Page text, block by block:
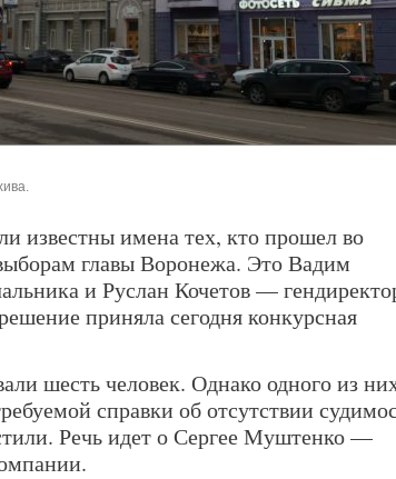
известны имена тех, кто прошел во
главы Воронежа. Это Вадим
и Руслан Кочетов —
приняла сегодня конкурсная
шесть человек. Однако одного из
справки об отсутствии
Речь идет о Сергее Муштенко —